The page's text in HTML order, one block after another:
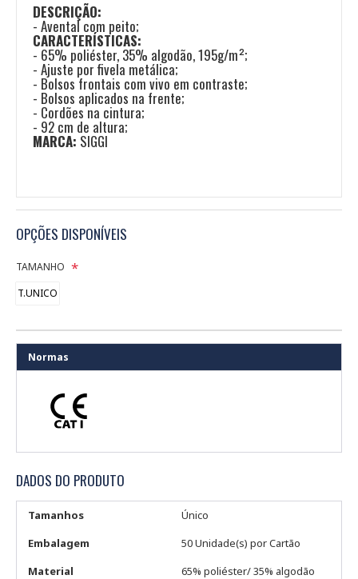
DESCRIÇÃO:
- Avental com peito;
CARACTERÍSTICAS:
- 65% poliéster, 35% algodão, 195g/m²;
- Ajuste por fivela metálica;
- Bolsos frontais com vivo em contraste;
- Bolsos aplicados na frente;
- Cordões na cintura;
- 92 cm de altura;
MARCA: SIGGI
OPÇÕES DISPONÍVEIS
TAMANHO
T.UNICO
Normas
DADOS DO PRODUTO
Tamanhos
Único
Embalagem
50 Unidade(s) por Cartão
Material
65% poliéster/ 35% algodão